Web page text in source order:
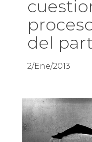
del
2/Ene/2013